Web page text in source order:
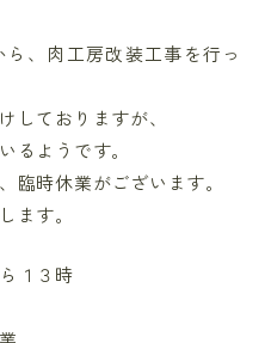
、肉工房改装工事を行っ
しておりますが、
るようです。
臨時休業がございます。
ます。
１３時